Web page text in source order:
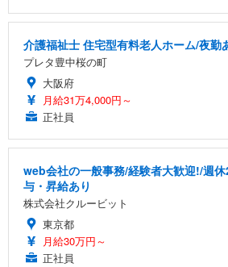
介護福祉士 住宅型有料老人ホーム/夜勤
プレタ豊中桜の町
大阪府
月給31万4,000円～
正社員
web会社の一般事務/経験者大歓迎!/週
与・昇給あり
株式会社クルービット
東京都
月給30万円～
正社員